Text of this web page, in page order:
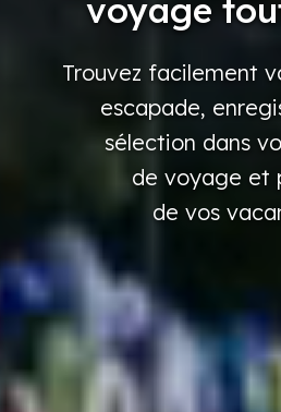
voyage
Trouvez facilement
escapade,
sélection dans
de voyage et
de vos